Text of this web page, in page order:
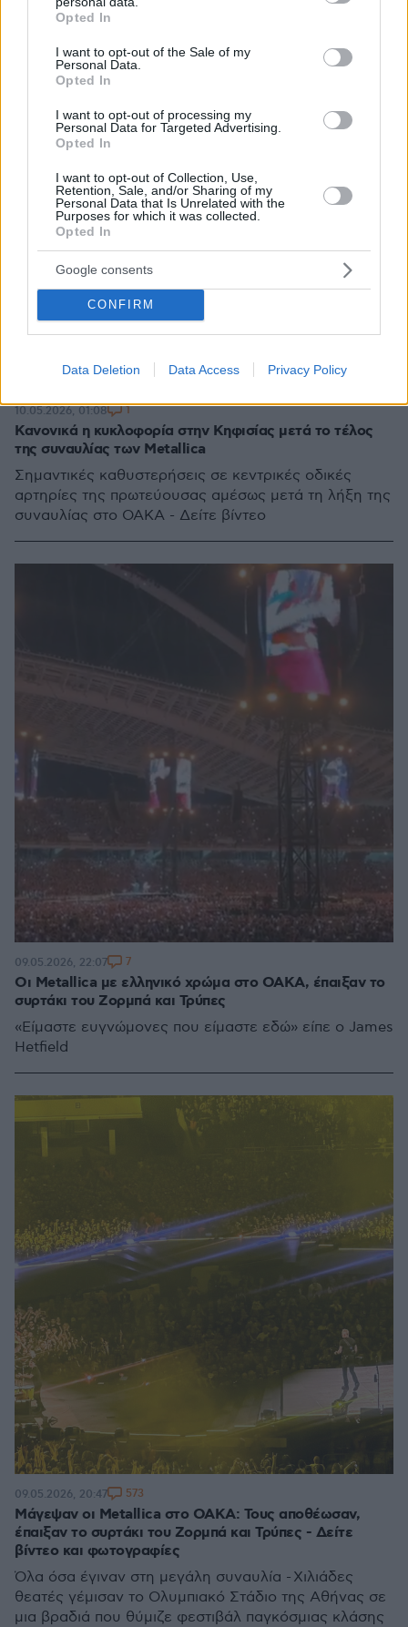
grant or deny consent to Google and its third-party tags to
use your data for below specified purposes in below Google
consent section.
Opted In
I want to opt-out of the Sale of my
Personal Data.
Opted In
I want to opt-out of processing my
Personal Data for Targeted Advertising.
Opted In
I want to opt-out of Collection, Use,
Retention, Sale, and/or Sharing of my
Personal Data that Is Unrelated with the
Purposes for which it was collected.
Opted In
Google consents
CONFIRM
Data Deletion Data Access Privacy Policy
Κανονικά η κυκλοφορία στην Κηφισίας μετά το τέλος
της συναυλίας των Metallica
Σημαντικές καθυστερήσεις σε κεντρικές οδικές
αρτηρίες της πρωτεύουσας αμέσως μετά τη λήξη της
συναυλίας στο ΟΑΚΑ - Δείτε βίντεο
10.05.2026, 01:08 1
Οι Metallica με ελληνικό χρώμα στο ΟΑΚΑ, έπαιξαν το
συρτάκι του Ζορμπά και Τρύπες
«Είμαστε ευγνώμονες που είμαστε εδώ» είπε ο James
Hetfield
09.05.2026, 22:07 7
Μάγεψαν οι Metallica στο ΟΑΚΑ: Τους αποθέωσαν,
έπαιξαν το συρτάκι του Ζορμπά και Τρύπες - Δείτε
βίντεο και φωτογραφίες
Όλα όσα έγιναν στη μεγάλη συναυλία - Χιλιάδες
θεατές γέμισαν το Ολυμπιακό Στάδιο της Αθήνας σε
μια βραδιά που θύμιζε φεστιβάλ παγκόσμιας κλάσης
09.05.2026, 20:47 573